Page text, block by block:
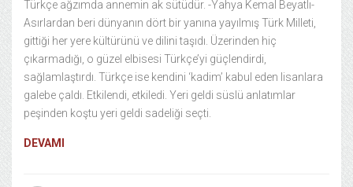
Türkçe ağzımda annemin ak sütüdür. -Yahya Kemal Beyatlı-
Asırlardan beri dünyanın dört bir yanına yayılmış Türk Milleti,
gittiği her yere kültürünü ve dilini taşıdı. Üzerinden hiç
çıkarmadığı, o güzel elbisesi Türkçe’yi güçlendirdi,
sağlamlaştırdı. Türkçe ise kendini ‘kadim’ kabul eden lisanlara
galebe çaldı. Etkilendi, etkiledi. Yeri geldi süslü anlatımlar
peşinden koştu yeri geldi sadeliği seçti.
DEVAMI